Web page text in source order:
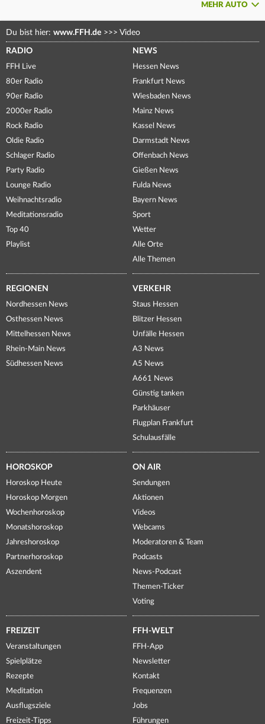
MEHR AUTO
Du bist hier: www.FFH.de >>> Video
RADIO
FFH Live
80er Radio
90er Radio
2000er Radio
Rock Radio
Oldie Radio
Schlager Radio
Party Radio
Lounge Radio
Weihnachtsradio
Meditationsradio
Top 40
Playlist
NEWS
Hessen News
Frankfurt News
Wiesbaden News
Mainz News
Kassel News
Darmstadt News
Offenbach News
Gießen News
Fulda News
Bayern News
Sport
Wetter
Alle Orte
Alle Themen
REGIONEN
Nordhessen News
Osthessen News
Mittelhessen News
Rhein-Main News
Südhessen News
VERKEHR
Staus Hessen
Blitzer Hessen
Unfälle Hessen
A3 News
A5 News
A661 News
Günstig tanken
Parkhäuser
Flugplan Frankfurt
Schulausfälle
HOROSKOP
Horoskop Heute
Horoskop Morgen
Wochenhoroskop
Monatshoroskop
Jahreshoroskop
Partnerhoroskop
Aszendent
ON AIR
Sendungen
Aktionen
Videos
Webcams
Moderatoren & Team
Podcasts
News-Podcast
Themen-Ticker
Voting
FREIZEIT
Veranstaltungen
Spielplätze
Rezepte
Meditation
Ausflugsziele
Freizeit-Tipps
FFH-WELT
FFH-App
Newsletter
Kontakt
Frequenzen
Jobs
Führungen